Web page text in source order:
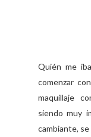
Quién me
comenzar
maquillaje
siendo muy
cambiante,